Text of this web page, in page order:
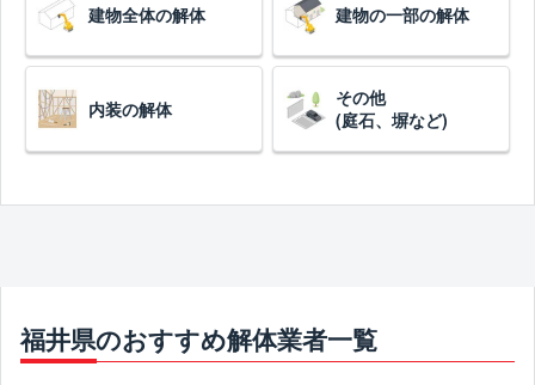
建物全体の解体 建物の一部の解体
内装の解体
その他
(庭石、塀など)
福井県のおすすめ解体業者一覧